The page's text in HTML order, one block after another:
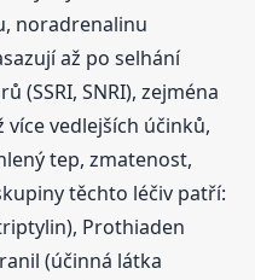
noradrenalinu
až po selhání
(SSRI, SNRI), zejména
vedlejších účinků,
tep, zmatenost,
těchto léčiv patří:
Prothiaden
(účinná látka